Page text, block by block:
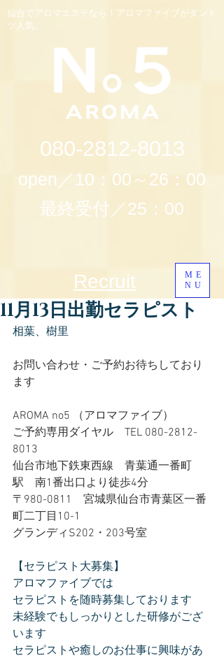
仙台でアロマエステなら！アロマファイブがダント
ツ人気。
080-2812-8013
open／10：00～26：00
最終受付／25：00
ME
NU
Recruit
11月13日出勤セラピスト
相葉、樹里
お問い合わせ・ご予約お待ちしており
ます
AROMA no5 （アロマファイブ）
ご予約専用ダイヤル　TEL 080-2812-
8013
仙台市地下鉄東西線　青葉通一番町
駅　南1番出口より徒歩4分
〒980-0811　宮城県仙台市青葉区一番
町二丁目10-1
グランディS202・203号室
【セラピスト大募集】
アロマファイブでは
セラピストを随時募集しております
未経験でもしっかりとした研修がござ
います
セラピストや癒しのお仕事に興味があ